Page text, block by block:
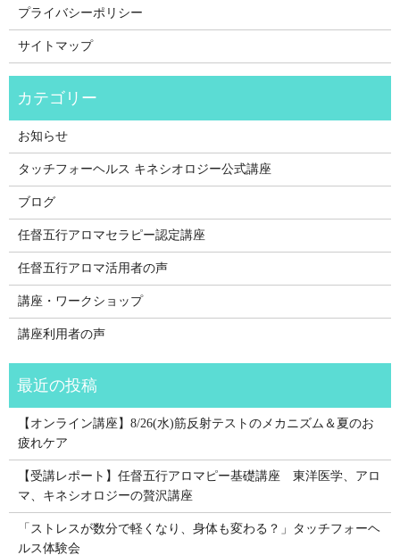
プライバシーポリシー
サイトマップ
お知らせ
タッチフォーヘルス キネシオロジー公式講座
ブログ
任督五行アロマセラピー認定講座
任督五行アロマ活用者の声
講座・ワークショップ
講座利用者の声
【オンライン講座】8/26(水)筋反射テストのメカニズム＆夏のお
疲れケア
【受講レポート】任督五行アロマピー基礎講座 東洋医学、アロ
マ、キネシオロジーの贅沢講座
「ストレスが数分で軽くなり、身体も変わる？」タッチフォーヘ
ルス体験会